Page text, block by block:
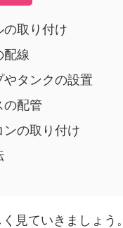
の取り付け
配線
やタンクの設置
の配管
ンの取り付け
見ていきましょう。